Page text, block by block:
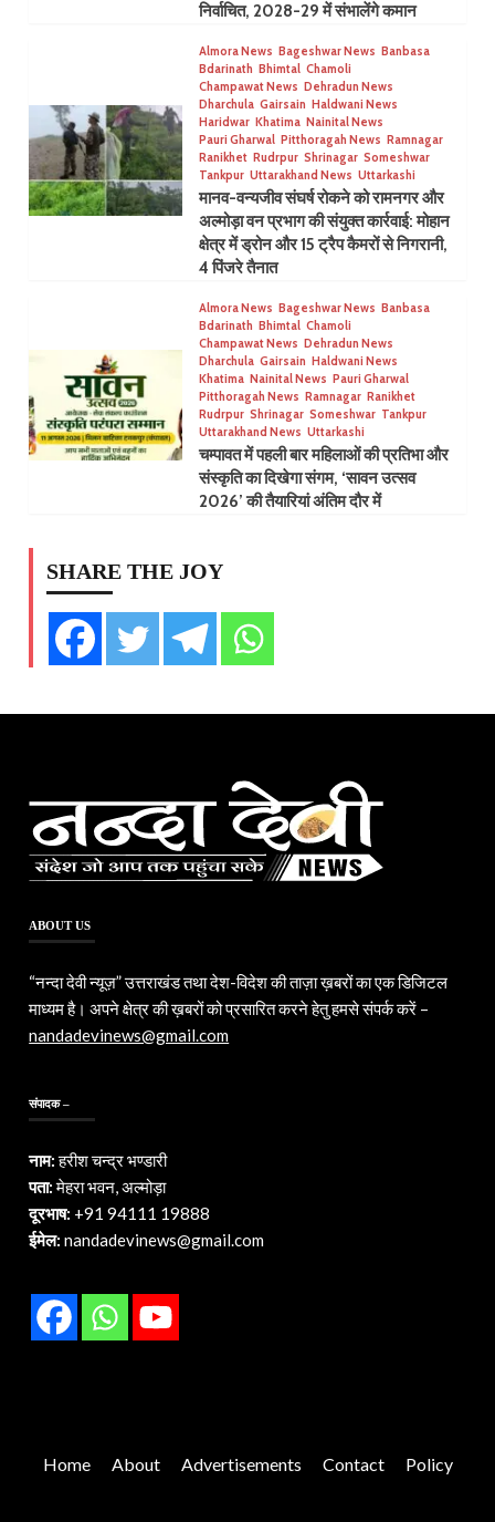
निर्वाचित, 2028-29 में संभालेंगे कमान
Almora News Bageshwar News Banbasa
Bdarinath Bhimtal Chamoli
Champawat News Dehradun News
Dharchula Gairsain Haldwani News
Haridwar Khatima Nainital News
Pauri Gharwal Pitthoragah News Ramnagar
Ranikhet Rudrpur Shrinagar Someshwar
Tankpur Uttarakhand News Uttarkashi
मानव-वन्यजीव संघर्ष रोकने को रामनगर और
अल्मोड़ा वन प्रभाग की संयुक्त कार्रवाई: मोहान
क्षेत्र में ड्रोन और 15 ट्रैप कैमरों से निगरानी,
4 पिंजरे तैनात
Almora News Bageshwar News Banbasa
Bdarinath Bhimtal Chamoli
Champawat News Dehradun News
Dharchula Gairsain Haldwani News
Khatima Nainital News Pauri Gharwal
Pitthoragah News Ramnagar Ranikhet
Rudrpur Shrinagar Someshwar Tankpur
Uttarakhand News Uttarkashi
चम्पावत में पहली बार महिलाओं की प्रतिभा और
संस्कृति का दिखेगा संगम, ‘सावन उत्सव
2026’ की तैयारियां अंतिम दौर में
SHARE THE JOY
ABOUT US
“नन्दा देवी न्यूज़” उत्तराखंड तथा देश-विदेश की ताज़ा ख़बरों का एक डिजिटल
माध्यम है। अपने क्षेत्र की ख़बरों को प्रसारित करने हेतु हमसे संपर्क करें –
nandadevinews@gmail.com
संपादक –
नाम:हरीश चन्द्र भण्डारी
पता:मेहरा भवन, अल्मोड़ा
दूरभाष: +91 94111 19888
ईमेल:nandadevinews@gmail.com
Home About Advertisements Contact Policy